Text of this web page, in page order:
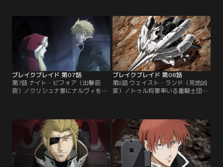
る道を選択する。クリシュナ軍がデ
ルフィングという強大な力を得る一
方、アテネスで動き始める“戦争の
天才”ボルキュス将軍。そして、リ
ィを失ったクレオらワルキウレス部
隊の攻撃第三波が…。
ス救出を果たすものの、自らは虜囚
の身となった。かつての親友を殺し
かねなかった初陣にただ虚脱するラ
イガット。そして接収したエルテー
ミスの搭乗士として、謎の男・ジル
グが選ばれるのだが…。
ブレイクブレイド 第07話
第7話 ナイト・ビフォア（出撃前
夜）／クリシュナ軍にナルヴィを隊
ずった機体を易々と乗りこなしたジ
ルグは、バルド将軍の息子であ
り“味方殺し”として投獄された男だ
った。ライガット、ホズル、シギュ
ンらそれぞれの想いが募るなか、刻
一刻、ボルキュスとの対決が迫る。
ブレイクブレイド 第08話
第8話 ウェイスト・ランド（死地凶
変）／トゥル将軍率いる重騎士団を
の雌雄を決する大衝突がついに幕を
開けた。冷酷非情なボルキュスの奇
策に戦況が混乱を極めたとき、重層
装甲を纏ったデルフィングとミレニ
ル部隊が到着、激戦はさらに混迷の
度を深めてゆく…。